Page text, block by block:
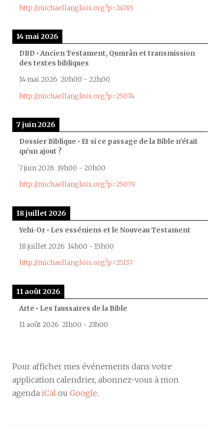
http://michaellanglois.org?p=24785
14 mai 2026
DBD • Ancien Testament, Qumrân et transmission
des textes bibliques
14 mai 2026 20h00 - 22h00
http://michaellanglois.org?p=25074
7 juin 2026
Dossier Biblique • Et si ce passage de la Bible n’était
qu’un ajout ?
7 juin 2026 19h00 - 20h00
http://michaellanglois.org?p=25079
18 juillet 2026
Yehi-Or • Les esséniens et le Nouveau Testament
18 juillet 2026 14h00 - 15h00
http://michaellanglois.org?p=25137
11 août 2026
Arte • Les faussaires de la Bible
11 août 2026 21h00 - 23h00
Pour afficher mes événements dans votre
application calendrier, abonnez-vous à mon
agenda iCal ou Google.